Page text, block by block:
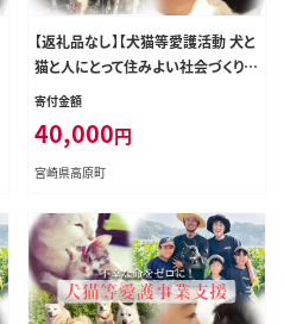
【返礼品なし】【犬猫等愛護活動 犬と
猫と人にとって住みよい社会づくりを
応援】宮崎県 高原町 特定非営利活
P00056
寄付金額
40,000円
宮崎県高原町